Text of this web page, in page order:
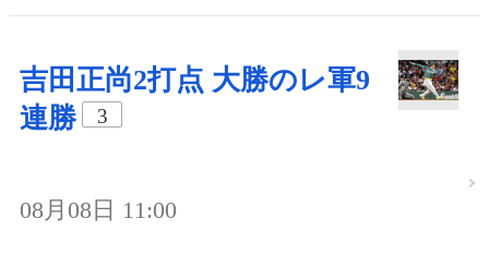
吉田正尚2打点 大勝のレ軍9
連勝
3
08月08日 11:00